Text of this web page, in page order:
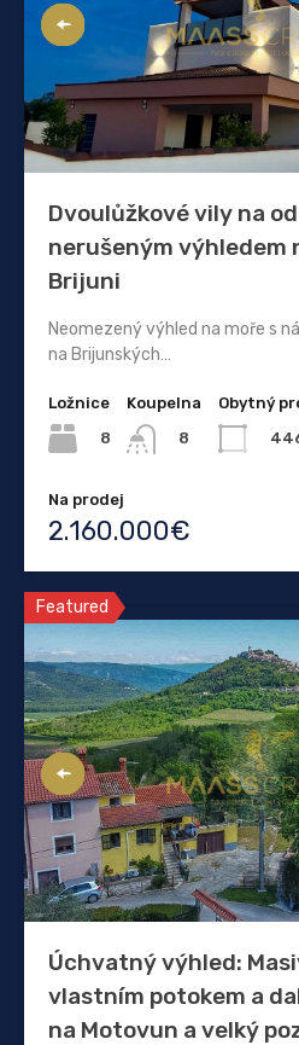
Dvoulůžkové vily na
nerušeným výhledem
Brijuni
Neomezený výhled na moře s
na Brijunských…
Ložnice
8
Koupelna
8
Obytný
Na prodej
2.160.000€
Featured
Úchvatný výhled:
vlastním potokem a
na Motovun a velký